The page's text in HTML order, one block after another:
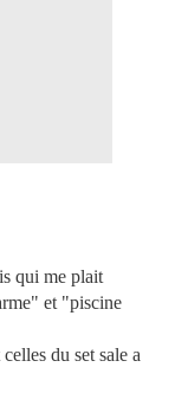
qui me plait
et "piscine
du set sale a